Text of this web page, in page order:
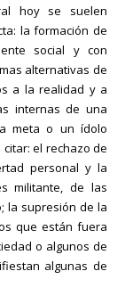
hoy se suelen
la formación de
social y con
alternativas de
a la realidad y a
internas de una
meta o un ídolo
el rechazo de
personal y la
militante, de las
la supresión de la
que están fuera
o algunos de
algunas de